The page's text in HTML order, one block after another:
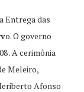
Entrega das
o. O governo
. A cerimônia
Meleiro,
Afonso